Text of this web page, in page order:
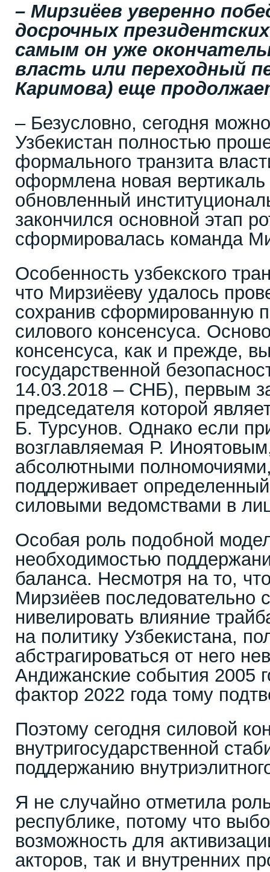
– Мирзиёев уверенно
досрочных
самым он уже
власть или переходный
Каримова) еще
– Безусловно, сегодня
Узбекистан полностью
формального транзита
оформлена новая
обновленный
закончился основной этап
сформировалась команда
Особенность узбекского
что Мирзиёеву удалось
сохранив сформированную
силового консенсуса.
консенсуса, как и прежде,
государственной
14.03.2018 – СНБ), первым
председателя которой
Б. Турсунов. Однако если
возглавляемая Р.
абсолютными
поддерживает
силовыми ведомствами в
Особая роль подобной
необходимостью
баланса. Несмотря на то,
Мирзиёев последовательно
нивелировать влияние
на политику Узбекистана,
абстрагироваться от него
Андижанские события 2005
фактор 2022 года тому
Поэтому сегодня силовой
внутригосударственной
поддержанию
Я не случайно отметила
республике, потому что
возможность для
акторов, так и внутренних